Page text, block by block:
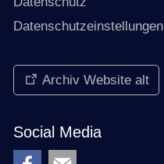
Datenschutzeinstellungen
Archiv Website alt
Social Media